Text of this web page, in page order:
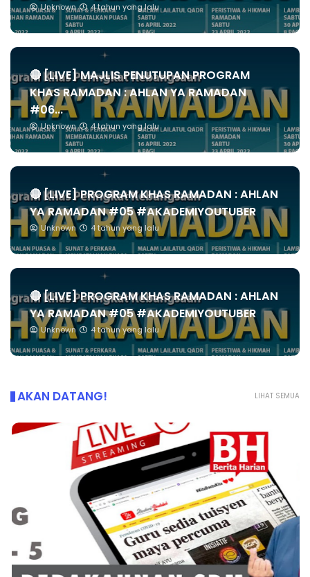
Unknown 4 tahun yang lalu
🔴 [LIVE] MAJLIS PENUTUPAN PROGRAM
KHAS RAMADAN : AHLAN YA RAMADAN
#06...
Unknown 4 tahun yang lalu
🔴 [LIVE] PROGRAM KHAS RAMADAN : AHLAN
YA RAMADAN #05 #AKADEMIYOUTUBER
Unknown 4 tahun yang lalu
🔴 [LIVE] PROGRAM KHAS RAMADAN : AHLAN
YA RAMADAN #05 #AKADEMIYOUTUBER
Unknown 4 tahun yang lalu
LIHAT SEMUA
AKAN DATANG!